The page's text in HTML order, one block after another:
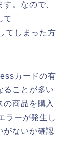
。なので、
て
てしまった方
カードの有
ることが多い
の商品を購入
ラーが発生し
がないか確認